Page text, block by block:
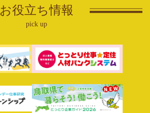
お役立ち情報
pick up